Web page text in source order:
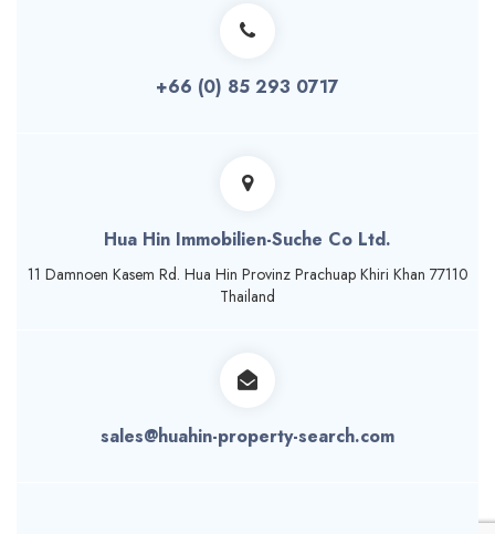
+66 (0) 85 293 0717
Hua Hin Immobilien-Suche Co Ltd.
11 Damnoen Кasem Rd. Hua Hin Provinz Prachuap Khiri Khan 77110
Thailand
sales@huahin-property-search.com